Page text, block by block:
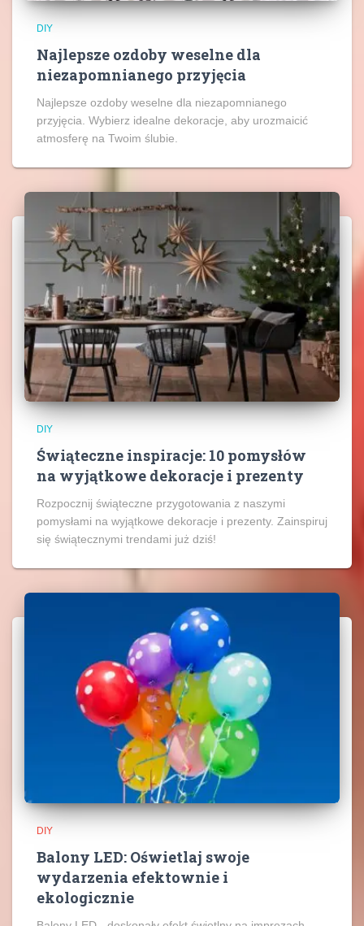
DIY
Najlepsze ozdoby weselne dla
niezapomnianego przyjęcia
Najlepsze ozdoby weselne dla niezapomnianego
przyjęcia. Wybierz idealne dekoracje, aby urozmaicić
atmosferę na Twoim ślubie.
DIY
Świąteczne inspiracje: 10 pomysłów
na wyjątkowe dekoracje i prezenty
Rozpocznij świąteczne przygotowania z naszymi
pomysłami na wyjątkowe dekoracje i prezenty. Zainspiruj
się świątecznymi trendami już dziś!
DIY
Balony LED: Oświetlaj swoje
wydarzenia efektownie i
ekologicznie